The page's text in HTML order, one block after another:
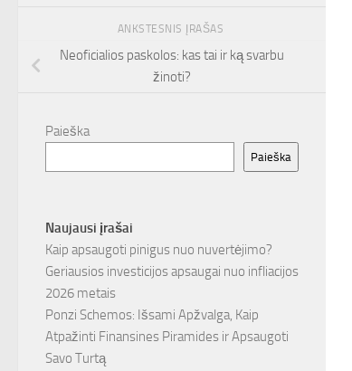
ANKSTESNIS ĮRAŠAS
Neoficialios paskolos: kas tai ir ką svarbu
žinoti?
Paieška
Paieška
Naujausi įrašai
Kaip apsaugoti pinigus nuo nuvertėjimo?
Geriausios investicijos apsaugai nuo infliacijos
2026 metais
Ponzi Schemos: Išsami Apžvalga, Kaip
Atpažinti Finansines Piramides ir Apsaugoti
Savo Turtą